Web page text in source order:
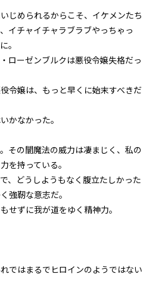
デスなんとか的な乗り物と対峙す
る。
episode16
悪役令嬢、常にプラス思考で行動
する。
episode17
める。
episode18
悪役令嬢、ど根性メイドの戦働き
に見惚れる。
episode19
悪役令嬢、専属メイドが語るエピ
悪役令嬢、0＋0＝0だから地獄で
じめられるからこそ、イケメンたち
イチャイチャラブラブやっちゃっ
。
ローゼンブルクは悪役令嬢失格だっ
令嬢は、もっと早くに始末すべきだ
かなかった。
その闇魔法の威力は凄まじく、私の
を持っている。
、どうしようもなく腹立たしかった
強靭な意志だ。
せずに我が道をゆく精神力。
ではまるでヒロインのようではない